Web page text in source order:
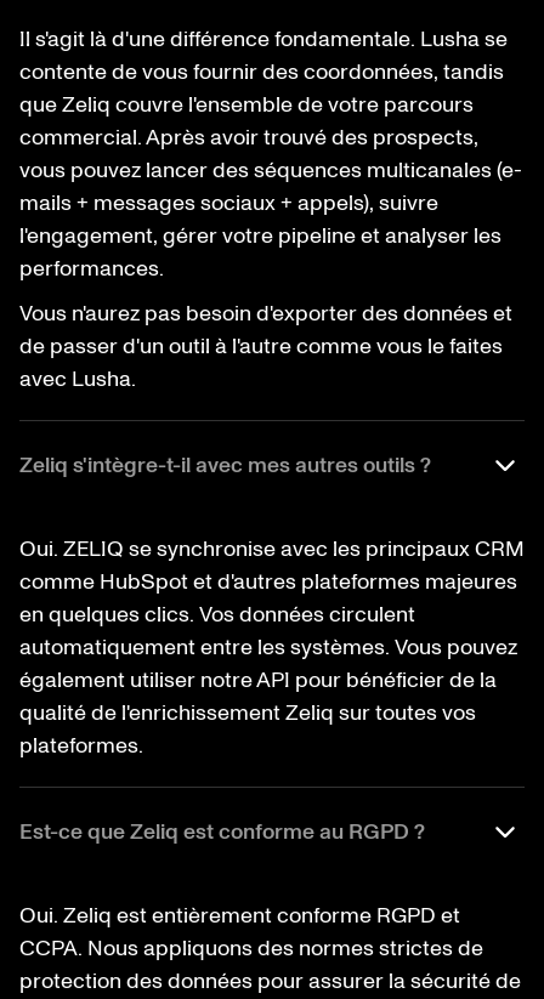
Il s'agit là d'une différence fondamentale. Lusha se
contente de vous fournir des coordonnées, tandis
que Zeliq couvre l'ensemble de votre parcours
commercial. Après avoir trouvé des prospects,
vous pouvez lancer des séquences multicanales (e-
mails + messages sociaux + appels), suivre
l'engagement, gérer votre pipeline et analyser les
performances.
Vous n'aurez pas besoin d'exporter des données et
de passer d'un outil à l'autre comme vous le faites
avec Lusha.
Zeliq s'intègre-t-il avec mes autres outils ?
Oui. ZELIQ se synchronise avec les principaux CRM
comme HubSpot et d'autres plateformes majeures
en quelques clics. Vos données circulent
automatiquement entre les systèmes. Vous pouvez
également utiliser notre API pour bénéficier de la
qualité de l'enrichissement Zeliq sur toutes vos
plateformes.
Est-ce que Zeliq est conforme au RGPD ?
Oui. Zeliq est entièrement conforme RGPD et
CCPA. Nous appliquons des normes strictes de
protection des données pour assurer la sécurité de